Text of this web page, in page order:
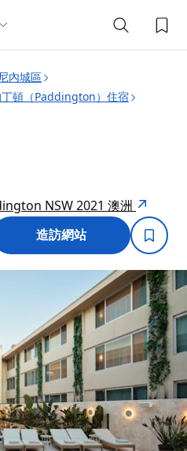
內城區
頓（Paddington）住宿
NSW 2021 澳洲
造訪網站